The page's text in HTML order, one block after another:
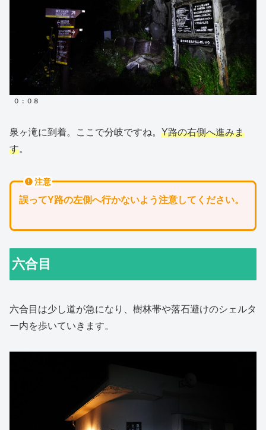
０：０８
泉ヶ滝に到着。ここで分岐ですね。 Y路の右側へ進みま
す。
注意
誤ってY路の左側へ行かないよう注意してください。
六合目
六合目は少し道が急になり、樹林帯や落石避けのシェルタ
ー内を歩いていきます。